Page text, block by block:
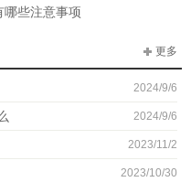
哪些注意事项
更多
2024/9/6
2024/9/6
2023/11/2
2023/10/30